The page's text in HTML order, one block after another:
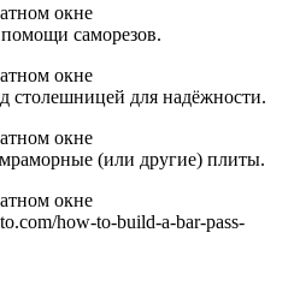
саморезов.
столешницей для надёжности.
(или другие) плиты.
how-to-build-a-bar-pass-